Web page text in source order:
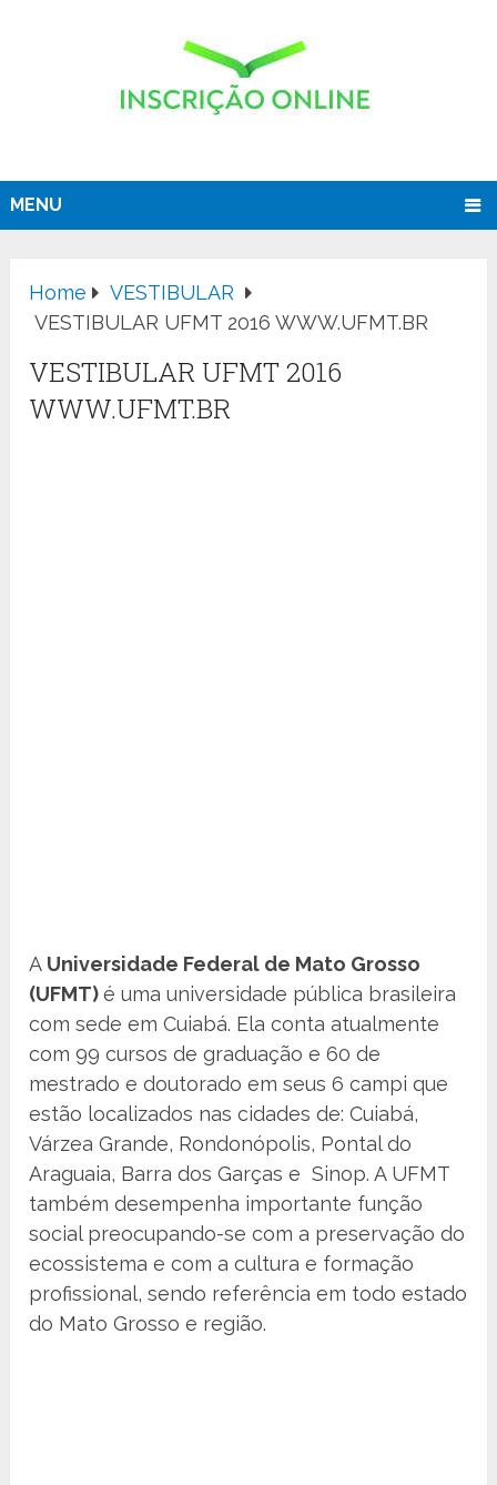
MENU
Home
VESTIBULAR
VESTIBULAR UFMT 2016 WWW.UFMT.BR
VESTIBULAR UFMT 2016
WWW.UFMT.BR
A Universidade Federal de Mato Grosso
(UFMT)é uma universidade pública brasileira
com sede em Cuiabá. Ela conta atualmente
com 99 cursos de graduação e 60 de
mestrado e doutorado em seus 6 campi que
estão localizados nas cidades de: Cuiabá,
Várzea Grande, Rondonópolis, Pontal do
Araguaia, Barra dos Garças e Sinop. A UFMT
também desempenha importante função
social preocupando-se com a preservação do
ecossistema e com a cultura e formação
profissional, sendo referência em todo estado
do Mato Grosso e região.